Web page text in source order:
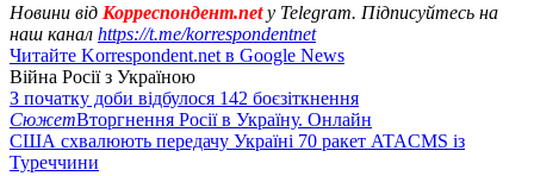
Новини від Корреспондент.netу Telegram. Підписуйтесь на
наш канал https://t.me/korrespondentnet
Читайте Korrespondent.net в Google News
Війна Росії з Україною
З початку доби відбулося 142 боєзіткнення
СюжетВторгнення Росії в Україну. Онлайн
США схвалюють передачу Україні 70 ракет ATACMS із
Туреччини